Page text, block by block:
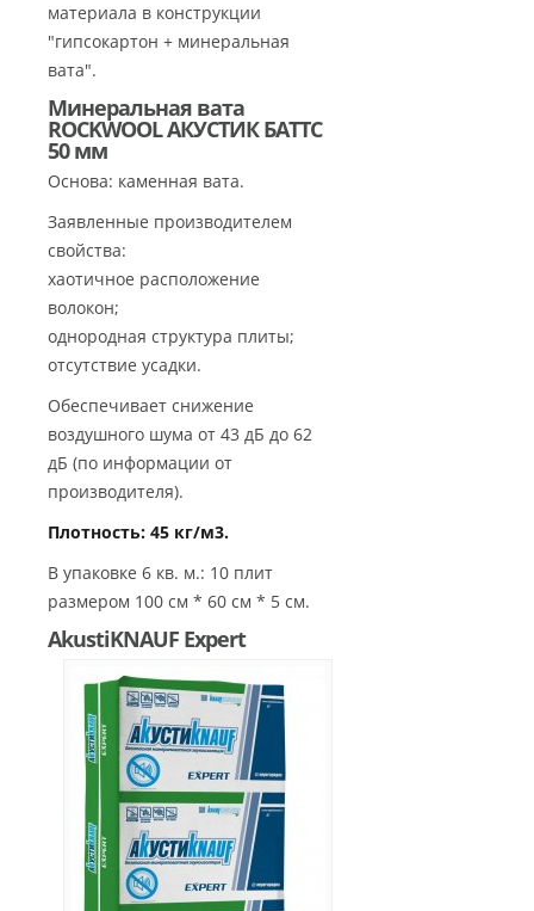
материала в конструкции
"гипсокартон + минеральная
вата".
Минеральная вата
ROCKWOOL АКУСТИК БАТТС
50 мм
Основа: каменная вата.
Заявленные производителем
свойства:
хаотичное расположение
волокон;
однородная структура плиты;
отсутствие усадки.
Обеспечивает снижение
воздушного шума от 43 дБ до 62
дБ (по информации от
производителя).
Плотность: 45 кг/м3.
В упаковке 6 кв. м.: 10 плит
размером 100 см * 60 см * 5 см.
AkustiKNAUF Expert